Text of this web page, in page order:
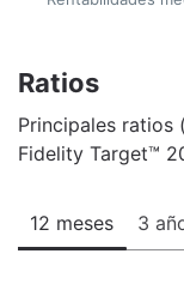
Ratios
Principales ratios
Fidelity Target™
12 meses 3